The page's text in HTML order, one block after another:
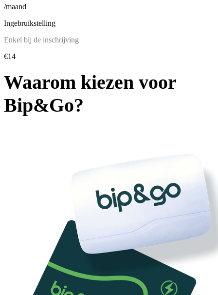
/maand
Ingebruikstelling
Enkel bij de inschrijving
€14
Waarom kiezen voor
Bip&Go?